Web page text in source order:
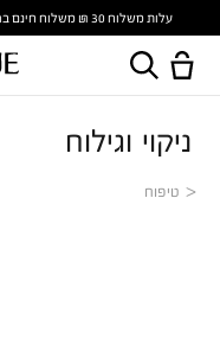
עלות משלוח 30 ₪ משלוח חינם ברכישה ב-249 ₪ ומעלה | עד 14 ימי עסקים
ניקוי וגילוח
טיפוח